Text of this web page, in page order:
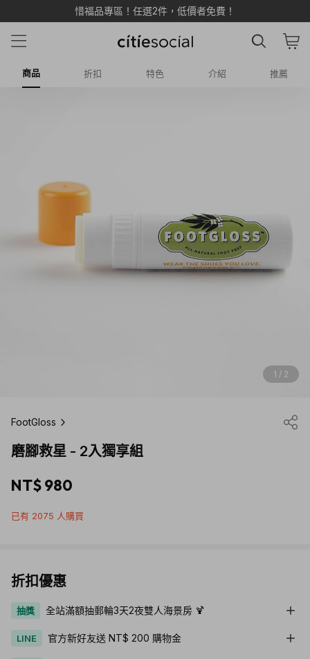
惜福品專區！任選2件，低價者免費！
商品 折扣 特色 介紹 推薦
1 / 2
FootGloss
磨腳救星 - 2入獨享組
NT$ 980
已有 2075 人購買
折扣優惠
抽獎 全站滿額抽郵輪3天2夜雙人海景房 🍹
LINE 官方新好友送 NT$ 200 購物金